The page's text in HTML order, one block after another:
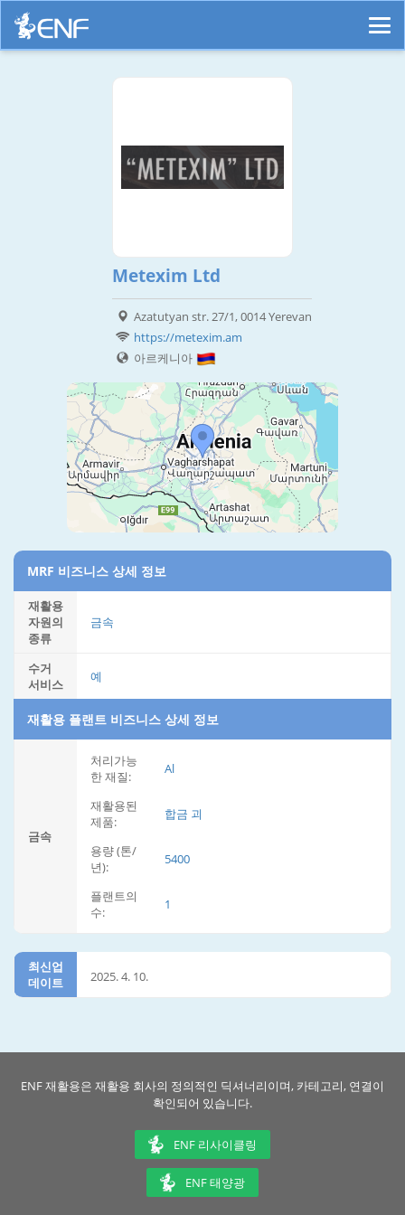
Metexim Ltd
Azatutyan str. 27/1, 0014 Yerevan
https://metexim.am
아르케니아
MRF 비즈니스 상세 정보
재활용
자원의
종류
금속
수거
서비스
예
재활용 플랜트 비즈니스 상세 정보
금속
처리가능
한 재질:
Al
재활용된
제품:
합금 괴
용량 (톤/
년):
5400
플랜트의
수:
1
최신업
데이트
2025. 4. 10.
ENF 재활용은 재활용 회사의 정의적인 딕셔너리이며, 카테고리, 연결이
확인되어 있습니다.
ENF 리사이클링
ENF 태양광